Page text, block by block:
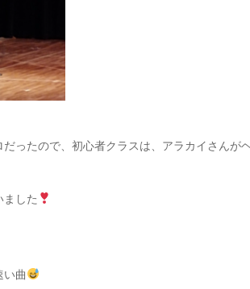
ったので、初心者クラスは、アラカイさんが
ました
い曲